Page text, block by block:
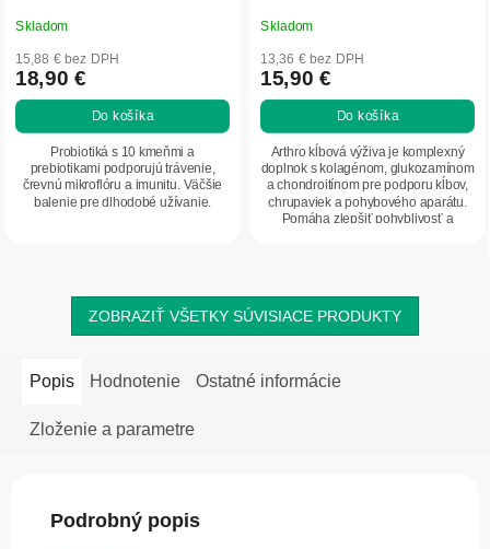
Skladom
15,88 € bez DPH
18,90 €
Do košíka
Probiotiká s 10 kmeňmi a
prebiotikami podporujú trávenie,
črevnú mikroflóru a imunitu. Väčšie
balenie pre dlhodobé užívanie.
Skladom
13,36 € bez DPH
15,90 €
Do košíka
Arthro kĺbová výživa je komplexný
doplnok s kolagénom, glukozamínom
a chondroitínom pre podporu kĺbov,
chrupaviek a pohybového aparátu.
Pomáha zlepšiť pohyblivosť a
ZOBRAZIŤ VŠETKY SÚVISIACE PRODUKTY
Popis Hodnotenie Ostatné informácie
Zloženie a parametre
Podrobný popis